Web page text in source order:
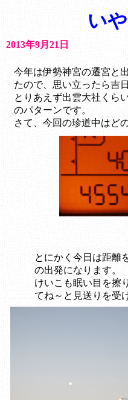
い
2013年9月21日
今年は伊勢神宮の遷宮と
たので、思い立ったら吉
とりあえず出雲大社くら
のパターンです。
さて、今回の珍道中はど
とにかく今日は距離
の出発になります。
けいこも眠い目を擦
てね～と見送りを受